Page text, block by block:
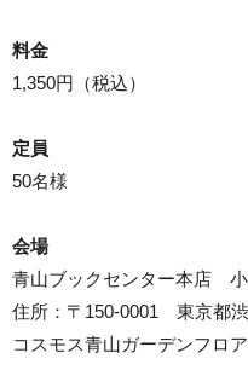
料金
1,350円（税込）
定員
50名様
会場
青山ブックセンター本店
住所：〒150-0001 東京都
コスモス青山ガーデンフロ